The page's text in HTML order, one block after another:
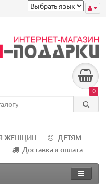
0
ЖЕНЩИН
ДЕТЯМ
Доставка и оплата